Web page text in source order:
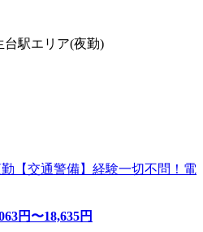
台駅エリア(夜勤)
【交通警備】経験一切不問！電
円〜18,635円